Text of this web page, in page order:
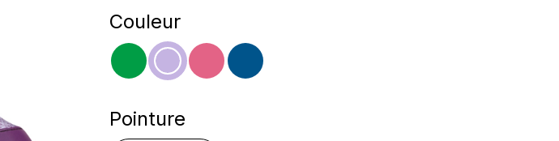
Sélectionnez
Couleur
vertvioletrosebleu
Sélectionnez
Pointure